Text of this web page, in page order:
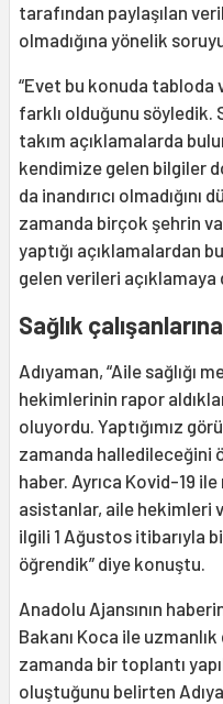
tarafından paylaşılan
olmadığına yönelik
“Evet bu konuda tabloda
farklı olduğunu söyledik.
takım açıklamalarda
kendimize gelen bilgiler
da inandırıcı olmadığını
zamanda birçok şehrin
yaptığı açıklamalardan
gelen verileri açıklamaya
Sağlık
Adıyaman, “Aile sağlığı
hekimlerinin rapor
oluyordu. Yaptığımız
zamanda halledileceğini
haber. Ayrıca Kovid-19
asistanlar, aile hekimleri
ilgili 1 Ağustos itibarıyla
öğrendik” diye konuştu.
Anadolu Ajansının
Bakanı Koca ile
zamanda bir toplantı
oluştuğunu belirten